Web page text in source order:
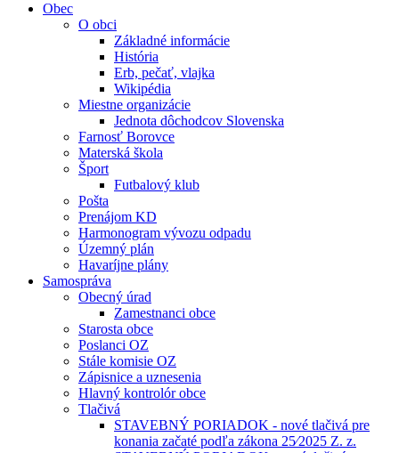
Obec
O obci
Základné informácie
História
Erb, pečať, vlajka
Wikipédia
Miestne organizácie
Jednota dôchodcov Slovenska
Farnosť Borovce
Materská škola
Šport
Futbalový klub
Pošta
Prenájom KD
Harmonogram vývozu odpadu
Územný plán
Havaríjne plány
Samospráva
Obecný úrad
Zamestnanci obce
Starosta obce
Poslanci OZ
Stále komisie OZ
Zápisnice a uznesenia
Hlavný kontrolór obce
Tlačivá
STAVEBNÝ PORIADOK - nové tlačivá pre
konania začaté podľa zákona 25⁄2025 Z. z.